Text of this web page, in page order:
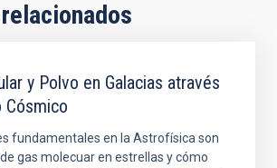
y Polvo en Galacias através
Cósmico
fundamentales en la Astrofísica son
gas molecuar en estrellas y cómo